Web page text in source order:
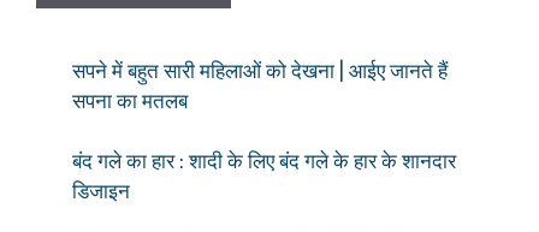
सपने में बहुत सारी महिलाओं को देखना | आईए जानते हैं
सपना का मतलब
बंद गले का हार : शादी के लिए बंद गले के हार के शानदार
डिजाइन